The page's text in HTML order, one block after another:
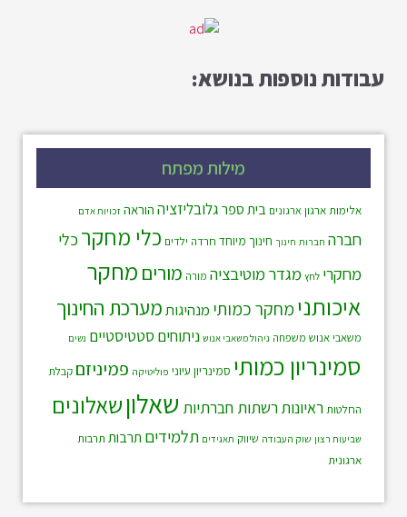
עבודות נוספות בנושא:
מילות מפתח
אלימותארגון ארגונים בית ספרגלובליזציה הוראה זכויות אדם
חברה חברות חינוך חינוך מיוחד חרדה ילדים כלי מחקרכלי
מחקרי לחץ מגדר מוטיבציה מורה מורים מחקר
איכותנימחקר כמותי מנהיגותמערכת החינוך
משאבי אנוש משפחה ניהול משאבי אנוש ניתוחים סטטיסטיים נשים
סמינריון כמותי סמינריון עיוני פוליטיקה פמיניזם קבלת
החלטותראיונותרשתות חברתיות שאלוןשאלונים
שביעות רצון שוק העבודה שיווק תאגידים תלמידים תרבות תרבות
ארגונית